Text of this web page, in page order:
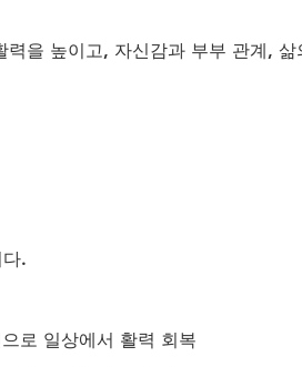
을 높이고, 자신감과 부부 관계, 삶
.
로 일상에서 활력 회복